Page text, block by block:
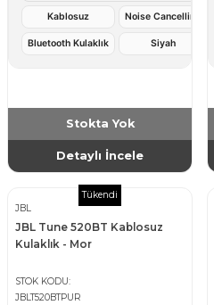
Kablosuz Noise Cancelling
Bluetooth Kulaklık Siyah
Stokta Yok
Detaylı İncele
Tükendi
JBL
JBL Tune 520BT Kablosuz
Kulaklık - Mor
STOK KODU
JBLT520BTPUR